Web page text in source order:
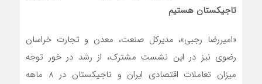
تاجیکستان هستیم
«امیررضا رجبی»، مدیرکل صنعت، معدن و تجارت خراسان
رضوی نیز در این نشست مشترک، از رشد در خور توجه
میزان تعاملات اقتصادی ایران و تاجیکستان در 8 ماهه